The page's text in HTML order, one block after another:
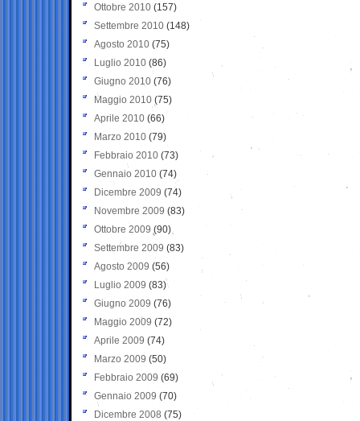
Ottobre 2010 (157)
Settembre 2010 (148)
Agosto 2010 (75)
Luglio 2010 (86)
Giugno 2010 (76)
Maggio 2010 (75)
Aprile 2010 (66)
Marzo 2010 (79)
Febbraio 2010 (73)
Gennaio 2010 (74)
Dicembre 2009 (74)
Novembre 2009 (83)
Ottobre 2009 (90)
Settembre 2009 (83)
Agosto 2009 (56)
Luglio 2009 (83)
Giugno 2009 (76)
Maggio 2009 (72)
Aprile 2009 (74)
Marzo 2009 (50)
Febbraio 2009 (69)
Gennaio 2009 (70)
Dicembre 2008 (75)